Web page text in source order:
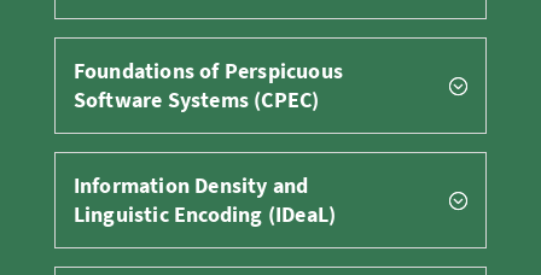
Foundations of Perspicuous
Software Systems (CPEC)
Information Density and
Linguistic Encoding (IDeaL)